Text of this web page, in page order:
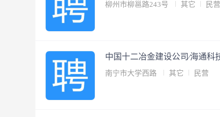
柳州市柳邕路243号 其它 民营
中国十二冶金建设公司∕海通科
南宁市大学西路 其它 民营